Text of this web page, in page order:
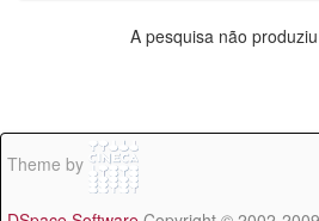
A pesquisa não
Theme by